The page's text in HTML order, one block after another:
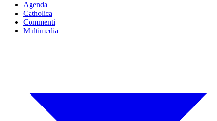
Agenda
Catholica
Commenti
Multimedia